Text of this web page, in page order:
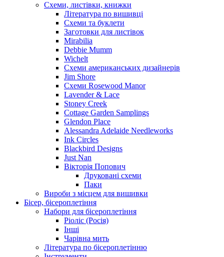
Схеми, листівки, книжки
Література по вишивці
Схеми та буклети
Заготовки для листівок
Mirabilia
Debbie Mumm
Wichelt
Схеми американських дизайнерів
Jim Shore
Cхеми Rosewood Manor
Lavender & Lace
Stoney Creek
Cottage Garden Samplings
Glendon Place
Alessandra Adelaide Needleworks
Ink Circles
Blackbird Designs
Just Nan
Вікторія Попович
Друковані схеми
Паки
Вироби з місцем для вишивки
Бісер, бісероплетіння
Набори для бісероплетіння
Ріоліс (Росія)
Інші
Чарівна мить
Література по бісероплетінню